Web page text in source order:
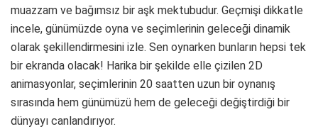
muazzam ve bağımsız bir aşk mektubudur. Geçmişi dikkatle
incele, günümüzde oyna ve seçimlerinin geleceği dinamik
olarak şekillendirmesini izle. Sen oynarken bunların hepsi tek
bir ekranda olacak! Harika bir şekilde elle çizilen 2D
animasyonlar, seçimlerinin 20 saatten uzun bir oynanış
sırasında hem günümüzü hem de geleceği değiştirdiği bir
dünyayı canlandırıyor.